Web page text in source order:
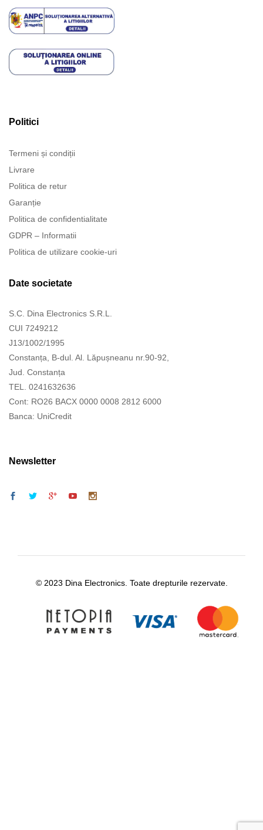
Politici
Termeni și condiții
Livrare
Politica de retur
Garanție
Politica de confidentialitate
GDPR – Informatii
Politica de utilizare cookie-uri
Date societate
S.C. Dina Electronics S.R.L.
CUI 7249212
J13/1002/1995
Constanța, B-dul. Al. Lăpușneanu nr.90-92,
Jud. Constanța
TEL. 0241632636
Cont: RO26 BACX 0000 0008 2812 6000
Banca: UniCredit
Newsletter
© 2023 Dina Electronics. Toate drepturile rezervate.